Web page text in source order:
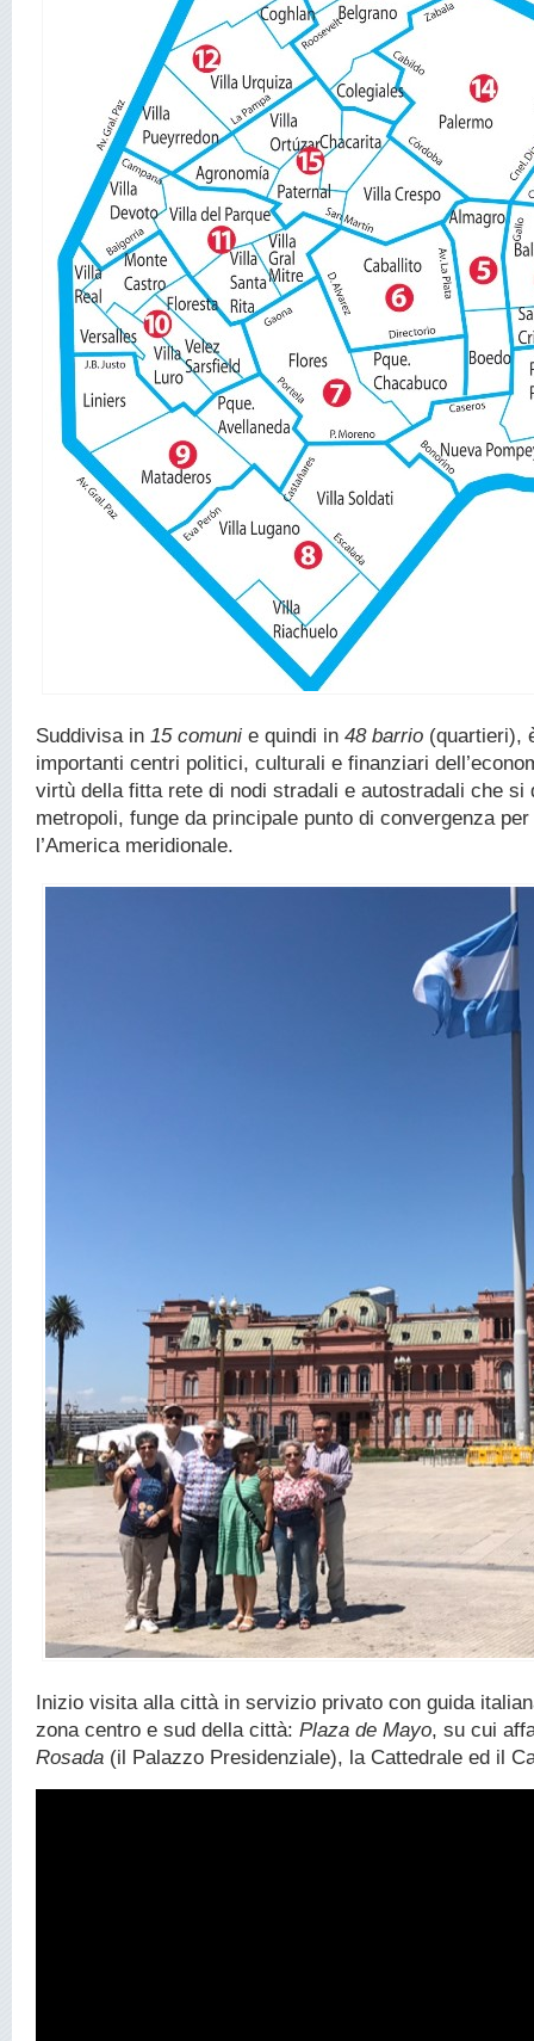
Suddivisa in 15 comuni e quindi in 48 barrio (quartieri),
importanti centri politici, culturali e finanziari
virtù della fitta rete di nodi stradali e autostradali che si
metropoli, funge da principale punto di convergenza
l’America meridionale.
Inizio visita alla città in servizio privato con guida
zona centro e sud della città: Plaza de Mayo, su cui
Rosada (il Palazzo Presidenziale), la Cattedrale ed il